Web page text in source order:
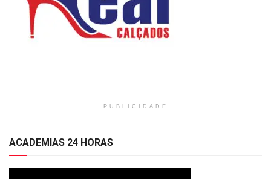
PUBLICIDADE
ACADEMIAS 24 HORAS